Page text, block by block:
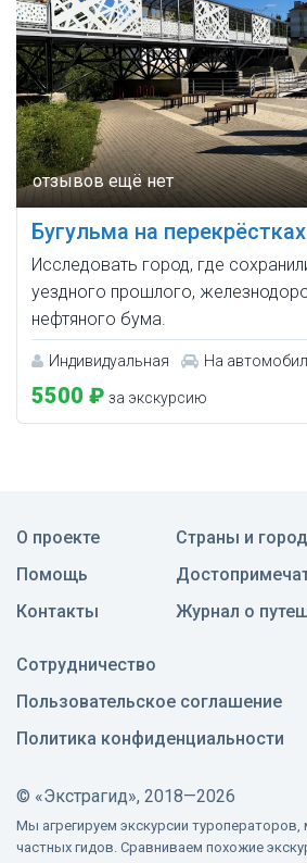
Бугульма на
Исследовать город, где
уездного прошлого,
нефтяного бума.
Индивидуальная На
5500 ₽ за экскурсию
О проекте
Помощь
Контакты
Страны и
Журнал о
Сотрудничество
Пользовательское соглашение
Политика конфиденциальности
© «Экстрагид», 2018—2026
Мы агрегируем экскурсии туроператоров,
частных гидов. Сравниваем похожие